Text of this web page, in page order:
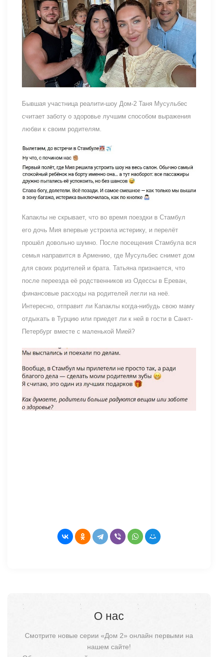
Бывшая участница реалити-шоу Дом-2 Таня Мусульбес
считает заботу о здоровье лучшим способом выражения
любви к своим родителям.
Капаклы не скрывает, что во время поездки в Стамбул
его дочь Мия впервые устроила истерику, и перелёт
прошёл довольно шумно. После посещения Стамбула вся
семья направится в Армению, где Мусульбес снимет дом
для своих родителей и брата. Татьяна признается, что
после переезда её родственников из Одессы в Ереван,
финансовые расходы на родителей легли на неё.
Интересно, отправит ли Капаклы когда-нибудь свою маму
отдыхать в Турцию или приедет ли к ней в гости в Санкт-
Петербург вместе с маленькой Мией?
О нас
Смотрите новые серии «Дом 2» онлайн первыми на
нашем сайте!